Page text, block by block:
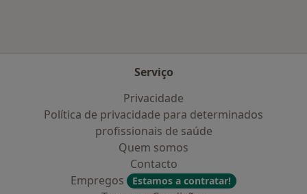
Serviço
Privacidade
Política de privacidade para determinados
profissionais de saúde
Quem somos
Contacto
Empregos
Estamos a contratar!